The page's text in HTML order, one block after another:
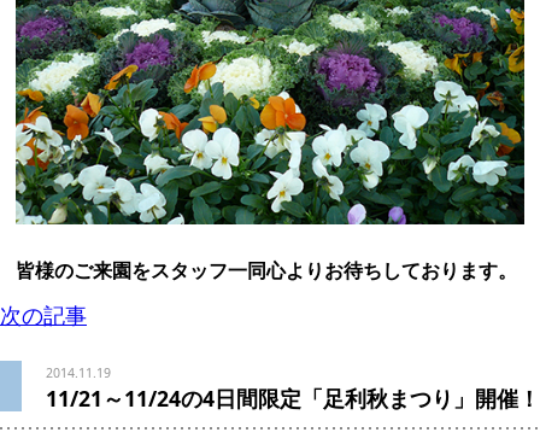
皆様のご来園をスタッフ一同心よりお待ちしております。
次の記事
2014.11.19
11/21～11/24の4日間限定「足利秋まつり」開催！